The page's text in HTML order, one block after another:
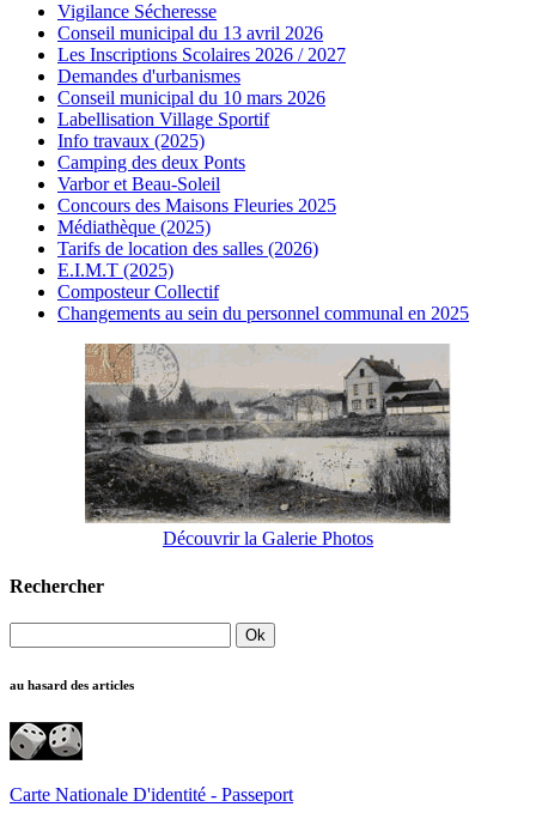
Vigilance Sécheresse
Conseil municipal du 13 avril 2026
Les Inscriptions Scolaires 2026 / 2027
Demandes d'urbanismes
Conseil municipal du 10 mars 2026
Labellisation Village Sportif
Info travaux (2025)
Camping des deux Ponts
Varbor et Beau-Soleil
Concours des Maisons Fleuries 2025
Médiathèque (2025)
Tarifs de location des salles (2026)
E.I.M.T (2025)
Composteur Collectif
Changements au sein du personnel communal en 2025
Découvrir la Galerie Photos
Rechercher
au hasard des articles
Carte Nationale D'identité - Passeport